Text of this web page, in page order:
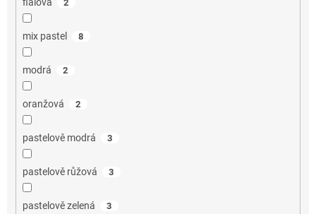
fialová 2
mix pastel 8
modrá 2
oranžová 2
pastelově modrá 3
pastelově růžová 3
pastelově zelená 3